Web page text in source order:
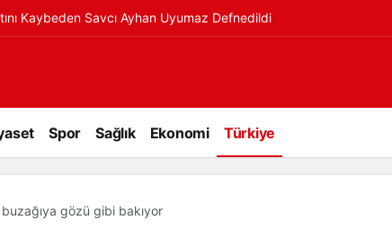
Kaybeden Savcı Ayhan Uyumaz Defnedildi
Spor Sağlık Ekonomi Türkiye
buzağıya gözü gibi bakıyor